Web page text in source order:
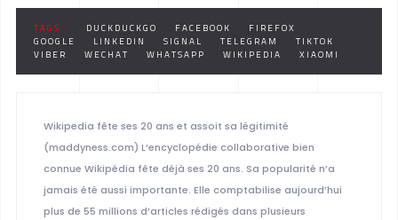
TAGS : DUCKDUCKGO FACEBOOK
FIREFOX
GOOGLE
LINKEDIN SIGNAL TELEGRAM
TIKTOK
VIBER
WECHAT WHATSAPP WIKIPEDIA XIAOMI
Wikipedia fête ses 20 ans et assoit sa légitimité
(maddyness.com) L’encyclopédie collaborative bien
connue Wikipédia fête déjà ses 20 ans. Sa popularité n’a
jamais été aussi importante. Elle comptabilise aujourd’hui
plus de 55 millions d’articles rédigés dans plusieurs